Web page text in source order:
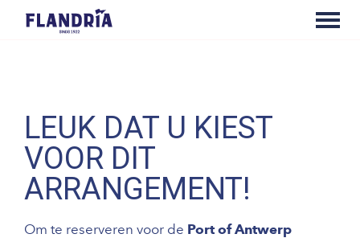
LEUK DAT U KIEST
VOOR DIT
ARRANGEMENT!
Om te reserveren voor de Port of Antwerp